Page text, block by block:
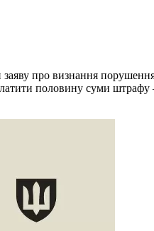
про визнання
половину суми